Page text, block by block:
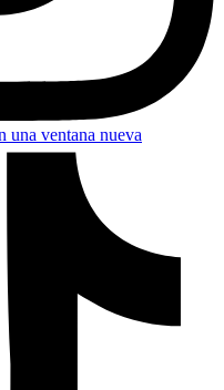
una ventana nueva